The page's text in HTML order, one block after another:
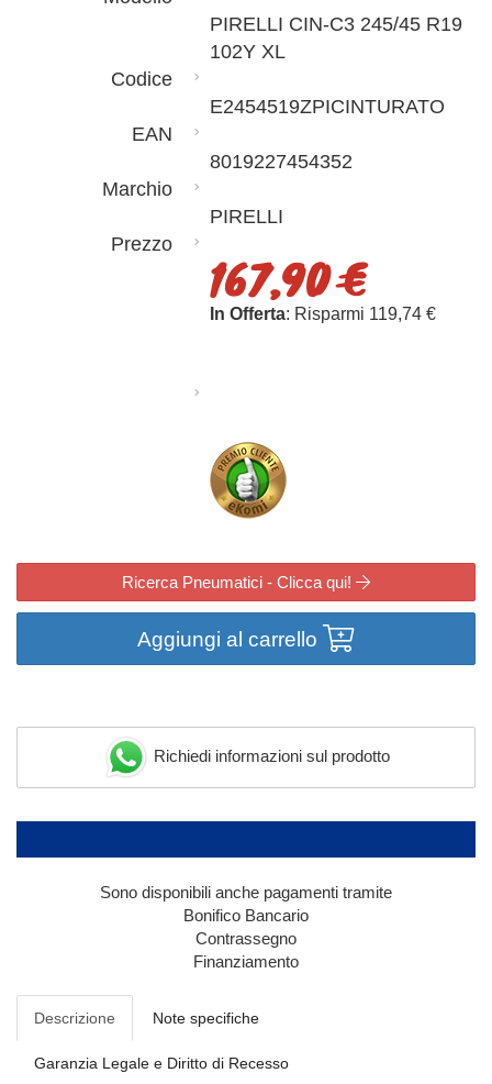
PIRELLI CIN-C3 245/45 R19
102Y XL
Codice
E2454519ZPICINTURATO
EAN
8019227454352
Marchio
PIRELLI
Prezzo
167,90 €
In Offerta: Risparmi 119,74 €
Ricerca Pneumatici - Clicca qui!
Aggiungi al carrello
Richiedi informazioni sul prodotto
Sono disponibili anche pagamenti tramite
Bonifico Bancario
Contrassegno
Finanziamento
Descrizione Note specifiche
Garanzia Legale e Diritto di Recesso